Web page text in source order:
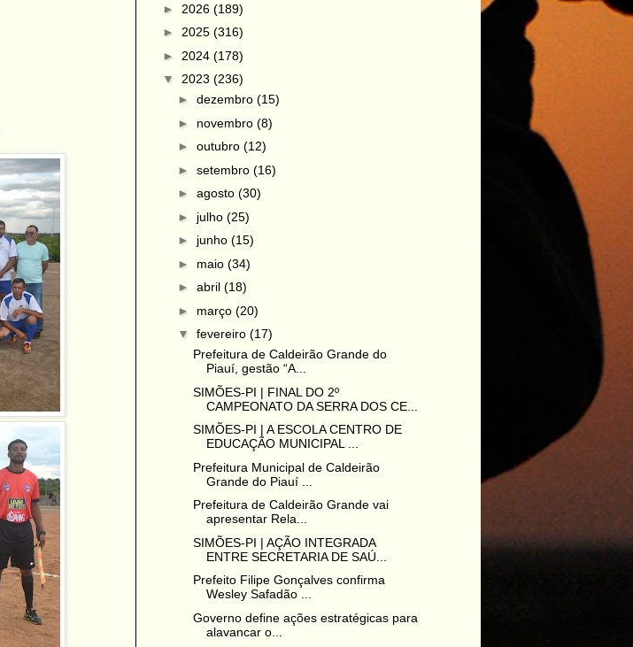
► 2026 (189)
► 2025 (316)
► 2024 (178)
▼ 2023 (236)
► dezembro (15)
► novembro (8)
► outubro (12)
► setembro (16)
► agosto (30)
► julho (25)
► junho (15)
► maio (34)
► abril (18)
► março (20)
▼ fevereiro (17)
Prefeitura de Caldeirão Grande do
Piauí, gestão “A...
SIMÕES-PI | FINAL DO 2º
CAMPEONATO DA SERRA DOS CE...
SIMÕES-PI | A ESCOLA CENTRO DE
EDUCAÇÃO MUNICIPAL ...
Prefeitura Municipal de Caldeirão
Grande do Piauí ...
Prefeitura de Caldeirão Grande vai
apresentar Rela...
SIMÕES-PI | AÇÃO INTEGRADA
ENTRE SECRETARIA DE SAÚ...
Prefeito Filipe Gonçalves confirma
Wesley Safadão ...
Governo define ações estratégicas para
alavancar o...